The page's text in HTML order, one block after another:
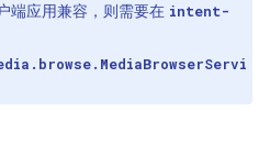
端应用兼容，则需要在 intent-